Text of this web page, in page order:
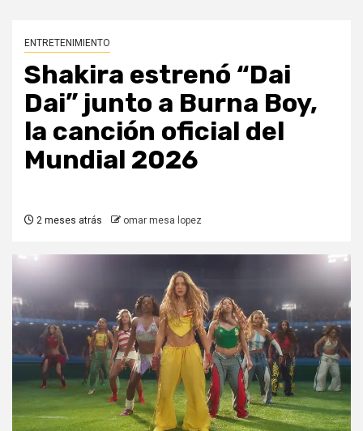
ENTRETENIMIENTO
Shakira estrenó “Dai
Dai” junto a Burna Boy,
la canción oficial del
Mundial 2026
2 meses atrás omar mesa lopez